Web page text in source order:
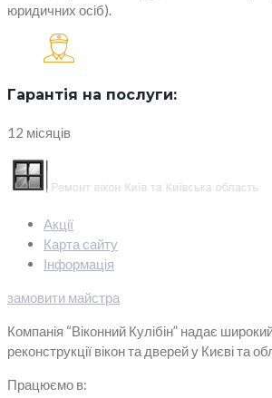
юридичних осіб).
Гарантія на послуги:
12 місяців
Акції
Карта сайту
Інформація
замовити майстра
Компанія “Віконний Кулібін” надає
реконструкції вікон та дверей у Києві та
Працюємо в: